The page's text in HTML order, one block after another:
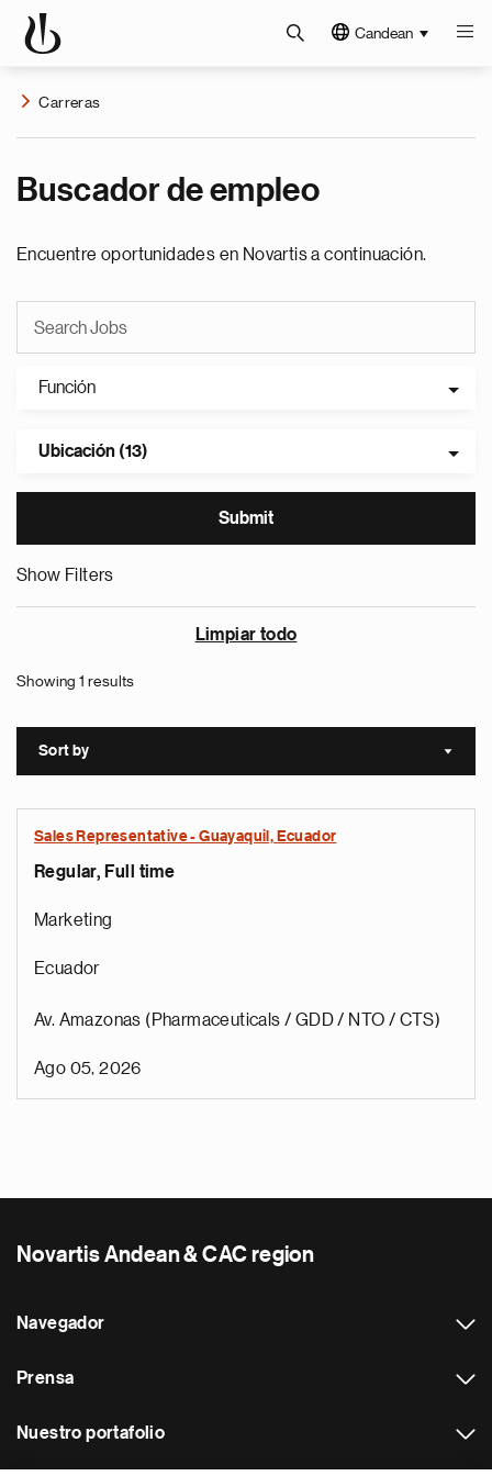
Candean
Carreras
Buscador de empleo
Encuentre oportunidades en Novartis a continuación.
Función
Ubicación (13)
Show Filters
Limpiar todo
Showing 1 results
Sort by Sort
Sales Representative - Guayaquil, Ecuador
Regular, Full time
Marketing
Ecuador
Av. Amazonas (Pharmaceuticals / GDD / NTO / CTS)
Ago 05, 2026
Novartis Andean & CAC region
Navegador
Prensa
Nuestro portafolio